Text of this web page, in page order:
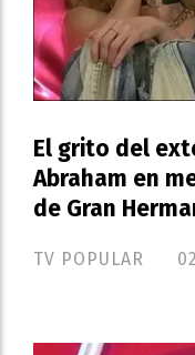
El grito del
Abraham en
de Gran
TV POPULAR